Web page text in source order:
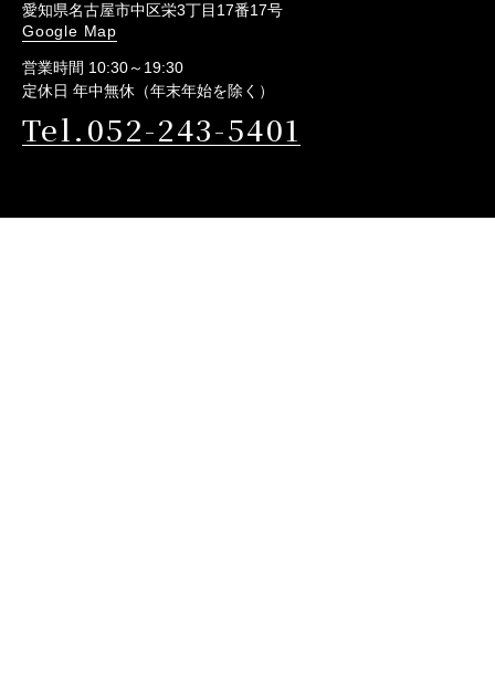
愛知県名古屋市中区栄3丁目17番17号
Google Map
営業時間 10:30～19:30
定休日 年中無休（年末年始を除く）
Tel.052-243-5401